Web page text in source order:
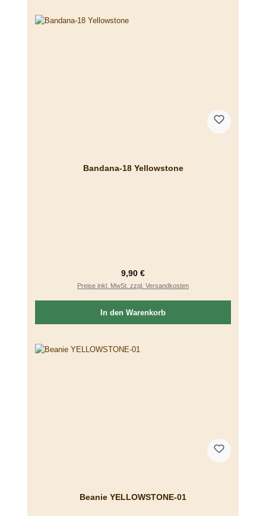
Bandana-18 Yellowstone
Regulärer Preis:
9,90 €
Preise inkl. MwSt. zzgl. Versandkosten
In den Warenkorb
Beanie YELLOWSTONE-01